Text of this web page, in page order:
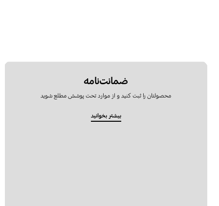
ضمانت‌نامه
محصولتان را ثبت کنید و از موارد تحت پوشش مطلع شوید
بیشتر بخوانید